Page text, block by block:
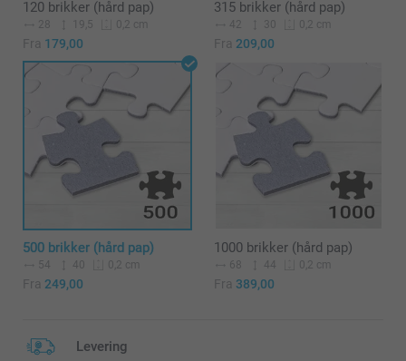
120 brikker (hård pap)
28 19,5 0,2 cm
Fra 179,00
315 brikker (hård pap)
42 30 0,2 cm
Fra 209,00
500 brikker (hård pap)
54 40 0,2 cm
Fra 249,00
1000 brikker (hård pap)
68 44 0,2 cm
Fra 389,00
Levering